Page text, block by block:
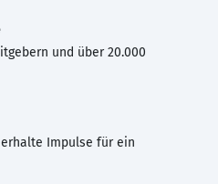
und über 20.000
Impulse für ein